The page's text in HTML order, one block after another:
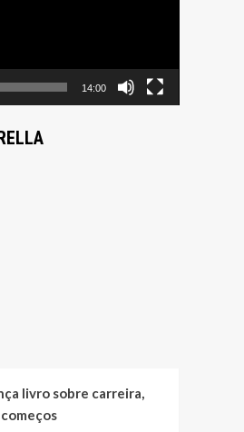
14:00
livro sobre carreira,